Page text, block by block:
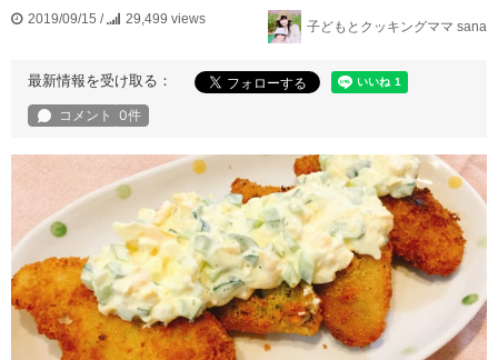
2019/09/15 / 29,499 views 子どもとクッキングママ sana
最新情報を受け取る：